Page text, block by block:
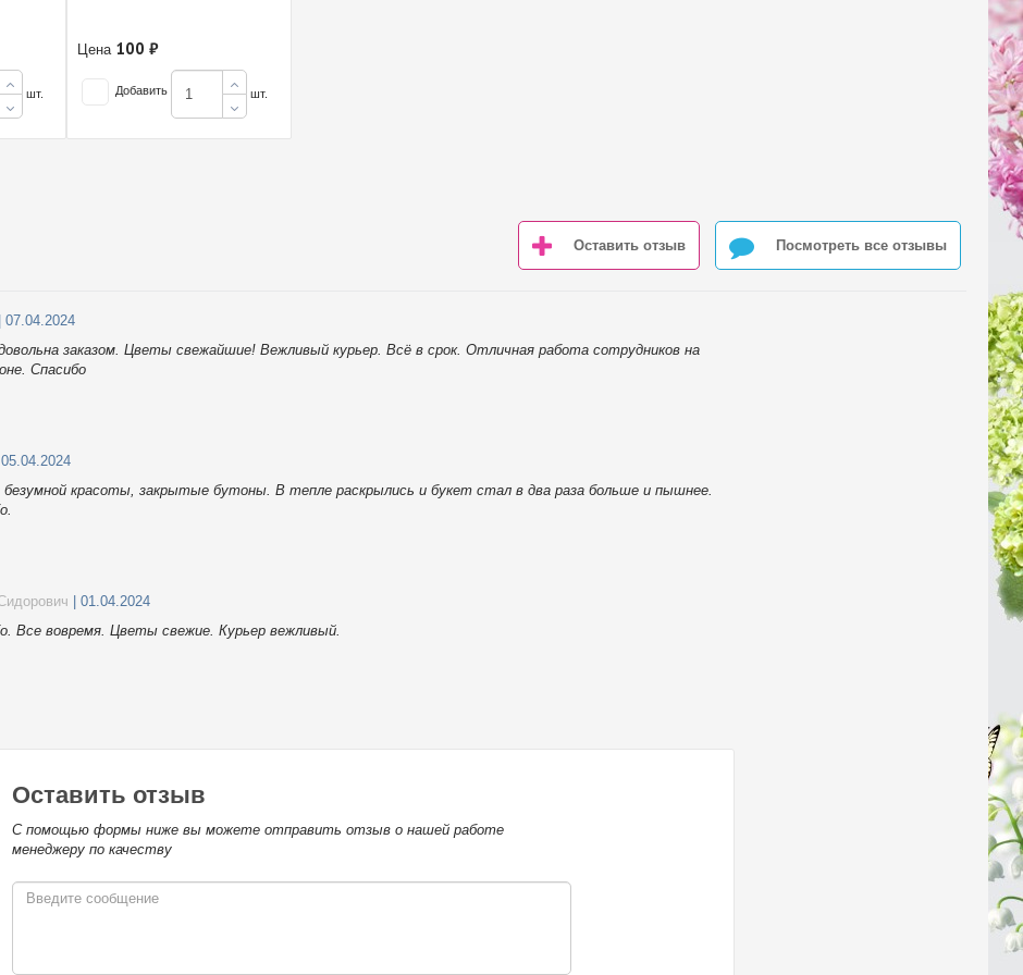
шт.
Цена 100 ₽
Добавить шт.
Оставить отзыв Посмотреть все отзывы
| 07.04.2024
заказом. Цветы свежайшие! Вежливый курьер. Всё в срок. Отличная работа сотрудников на
Спасибо
05.04.2024
красоты, закрытые бутоны. В тепле раскрылись и букет стал в два раза больше и пышнее.
| 01.04.2024
Все вовремя. Цветы свежие. Курьер вежливый.
Оставить отзыв
С помощью формы ниже вы можете отправить отзыв о нашей работе
менеджеру по качеству